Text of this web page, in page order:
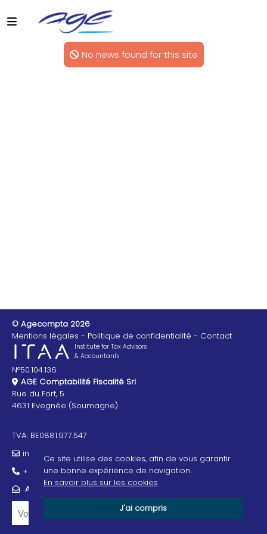
No news found for this site
© Agecompta 2026
Mentions légales
Politique de confidentialité Contact
Institute for Tax Advisors
& Accountants
N°50.104.136
AGE Comptabilité Fiscalité Srl
Rue du Fort, 5
4631 Evegnée (Soumagne)
TVA: BE0881.977.547
info@agecompta.be
+32 4 325 00 30
ABONNEZ-VOUS À NOTRE NEWSLETTER
Ce site utilise des cookies, afin de vous garantir
une bonne expérience de navigation.
En savoir plus sur les cookies
J'ai compris